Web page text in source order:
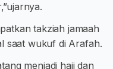
takziah jamaah
saat wukuf di Arafah.
menjadi haji dan